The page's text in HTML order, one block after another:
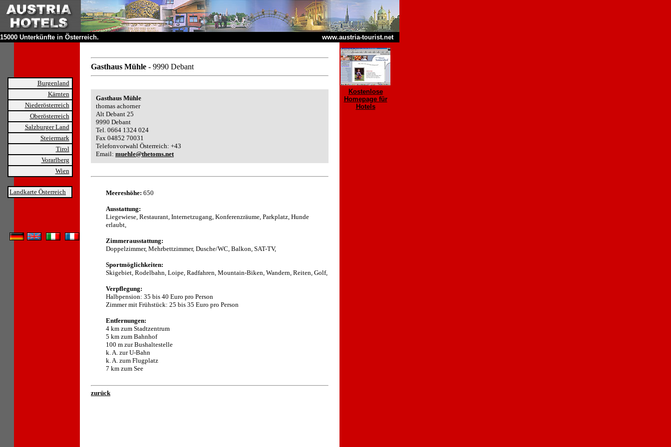
15000 Unterkünfte in Österreich. www.austria-tourist.net
Burgenland
Kärnten
Niederösterreich
Oberösterreich
Salzburger Land
Steiermark
Tirol
Vorarlberg
Wien
Landkarte Österreich
Gasthaus Mühle - 9990 Debant
Gasthaus Mühle
thomas achorner
Alt Debant 25
9990 Debant
Tel. 0664 1324 024
Fax 04852 70031
Telefonvorwahl Österreich: +43
Email: muehle@thetoms.net
Meereshöhe: 650
Ausstattung:
Liegewiese, Restaurant, Internetzugang, Konferenzräume, Parkplatz, Hunde
erlaubt,
Zimmerausstattung:
Doppelzimmer, Mehrbettzimmer, Dusche/WC, Balkon, SAT-TV,
Sportmöglichkeiten:
Skigebiet, Rodelbahn, Loipe, Radfahren, Mountain-Biken, Wandern, Reiten, Golf,
Verpflegung:
Halbpension: 35 bis 40 Euro pro Person
Zimmer mit Frühstück: 25 bis 35 Euro pro Person
Entfernungen:
4 km zum Stadtzentrum
5 km zum Bahnhof
100 m zur Bushaltestelle
k. A. zur U-Bahn
k. A. zum Flugplatz
7 km zum See
zurück
Kostenlose
Homepage für
Hotels